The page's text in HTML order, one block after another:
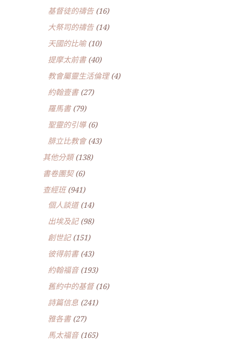
基督徒的禱告(16)
大祭司的禱告(14)
天國的比喻(10)
提摩太前書(40)
教會屬靈生活倫理(4)
約翰壹書(27)
羅馬書(79)
聖靈的引導(6)
腓立比教會(43)
其他分類(138)
書卷團契(6)
查經班(941)
個人談道(14)
出埃及記(98)
創世記(151)
彼得前書(43)
約翰福音(193)
舊約中的基督(16)
詩篇信息 (241)
雅各書(27)
馬太福音(165)